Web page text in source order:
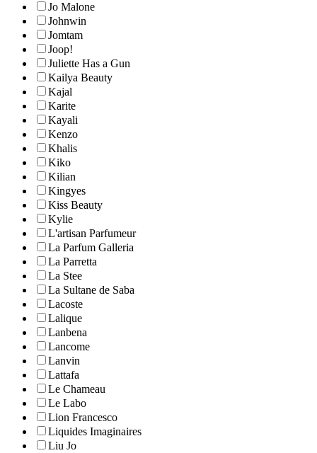
Jo Malone
Johnwin
Jomtam
Joop!
Juliette Has a Gun
Kailya Beauty
Kajal
Karite
Kayali
Kenzo
Khalis
Kiko
Kilian
Kingyes
Kiss Beauty
Kylie
L'artisan Parfumeur
La Parfum Galleria
La Parretta
La Stee
La Sultane de Saba
Lacoste
Lalique
Lanbena
Lancome
Lanvin
Lattafa
Le Chameau
Le Labo
Lion Francesco
Liquides Imaginaires
Liu Jo